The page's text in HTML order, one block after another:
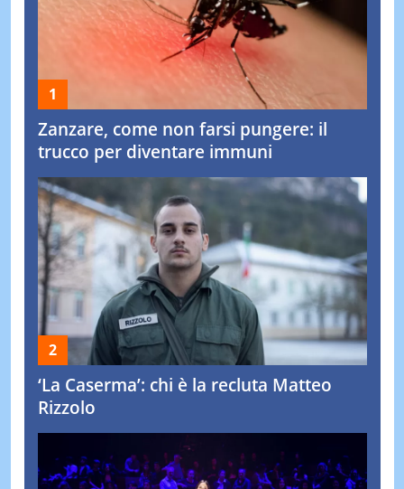
Zanzare, come non farsi pungere: il
trucco per diventare immuni
‘La Caserma’: chi è la recluta Matteo
Rizzolo